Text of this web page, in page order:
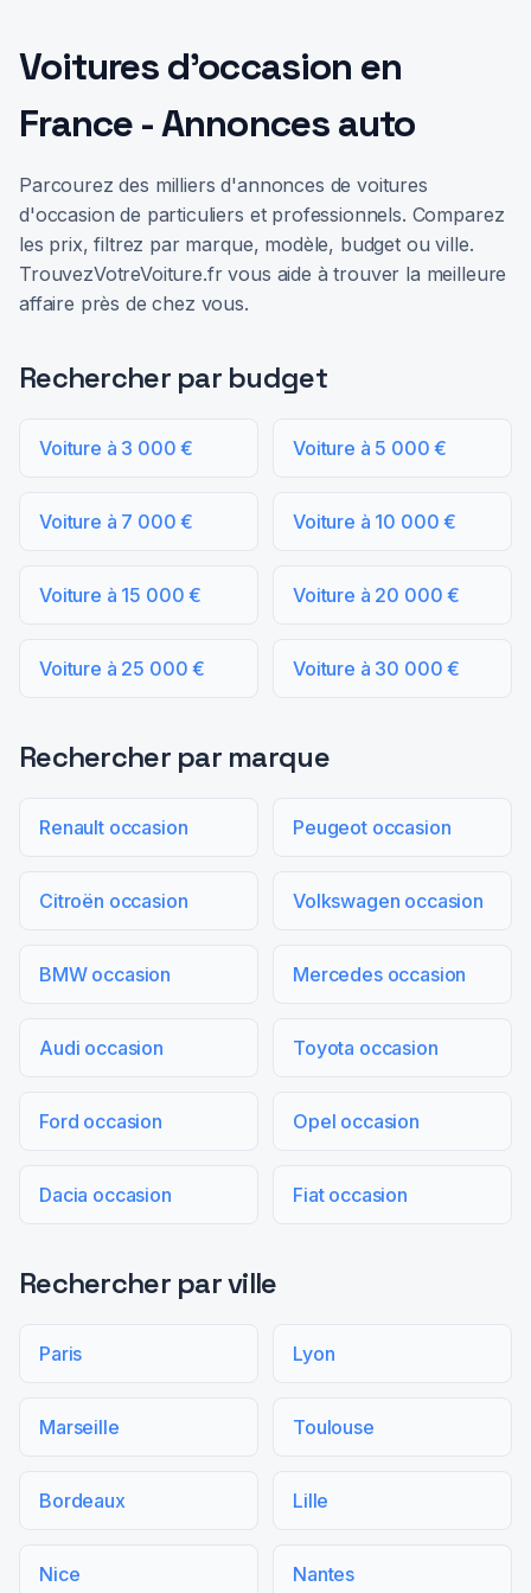
Voitures d'occasion en
France - Annonces auto
Parcourez des milliers d'annonces de voitures
d'occasion de particuliers et professionnels. Comparez
les prix, filtrez par marque, modèle, budget ou ville.
TrouvezVotreVoiture.fr vous aide à trouver la meilleure
affaire près de chez vous.
Rechercher par budget
Voiture à 3 000 € Voiture à 5 000 €
Voiture à 7 000 € Voiture à 10 000 €
Voiture à 15 000 € Voiture à 20 000 €
Voiture à 25 000 € Voiture à 30 000 €
Rechercher par marque
Renault occasion Peugeot occasion
Citroën occasion Volkswagen occasion
BMW occasion Mercedes occasion
Audi occasion Toyota occasion
Ford occasion Opel occasion
Dacia occasion Fiat occasion
Rechercher par ville
Paris Lyon
Marseille Toulouse
Bordeaux Lille
Nice Nantes